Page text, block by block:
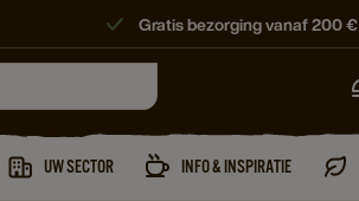
Gratis bezorging vanaf 200 €
UW SECTOR INFO & INSPIRATIE